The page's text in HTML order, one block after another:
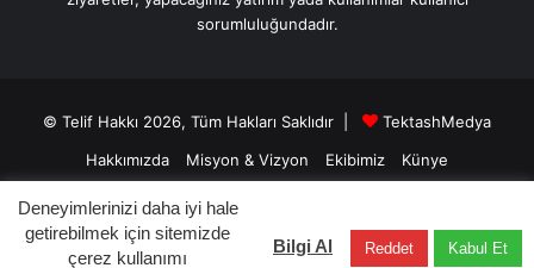
sorumluluğundadır.
© Telif Hakkı 2026, Tüm Hakları Saklıdır |
TektashMedya
Hakkımızda
Misyon & Vizyon Ekibimiz
Künye
Üyelik Sözleşmesi
Gizlilik Sözleşmesi
Facebook LinkedInYouTubeInstagramTelegram
Deneyimlerinizi daha iyi hale
getirebilmek için sitemizde
çerez kullanımı
Bilgi Al Reddet Kabul Et